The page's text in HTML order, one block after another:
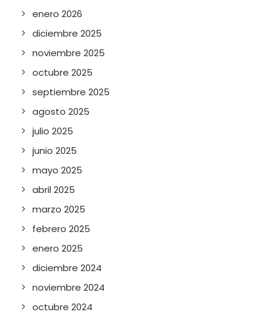
enero 2026
diciembre 2025
noviembre 2025
octubre 2025
septiembre 2025
agosto 2025
julio 2025
junio 2025
mayo 2025
abril 2025
marzo 2025
febrero 2025
enero 2025
diciembre 2024
noviembre 2024
octubre 2024